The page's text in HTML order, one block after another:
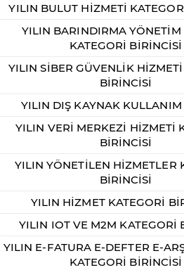
YILIN BULUT HİZMETİ
YILIN BARINDIRMA
KATEGORİ BİRİNCİSİ
YILIN SİBER GÜVENLİK
BİRİNCİSİ
YILIN DIŞ KAYNAK
YILIN VERİ MERKEZİ HİZMETİ
BİRİNCİSİ
YILIN YÖNETİLEN HİZMETLER
BİRİNCİSİ
YILIN HİZMET KATEGORİ
YILIN IOT VE M2M KATEGORİ
YILIN E-FATURA E-DEFTER E-
KATEGORİ BİRİNCİSİ